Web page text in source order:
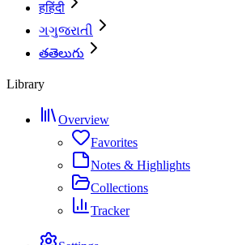
हहिंदी
ગગુજરાતી
తతెలుగు
Library
Overview
Favorites
Notes & Highlights
Collections
Tracker